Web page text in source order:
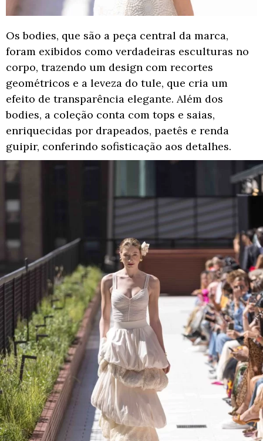
Os bodies, que são a peça central da marca,
foram exibidos como verdadeiras esculturas no
corpo, trazendo um design com recortes
geométricos e a leveza do tule, que cria um
efeito de transparência elegante. Além dos
bodies, a coleção conta com tops e saias,
enriquecidas por drapeados, paetês e renda
guipir, conferindo sofisticação aos detalhes.